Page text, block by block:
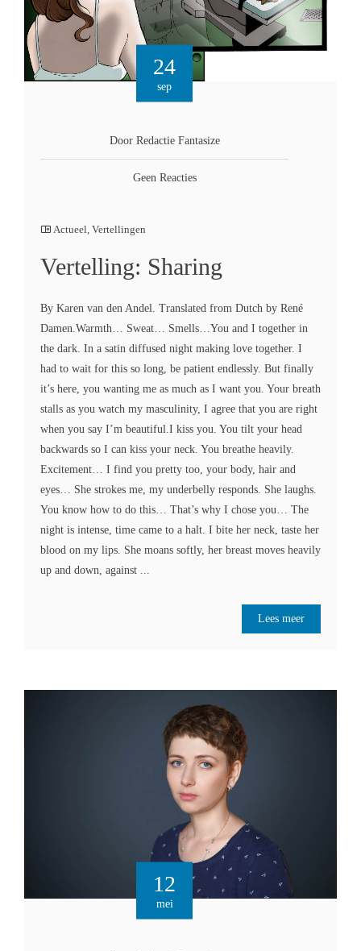
24
sep
Door Redactie Fantasize
Geen Reacties
Actueel, Vertellingen
Vertelling: Sharing
By Karen van den Andel. Translated from Dutch by René
Damen.Warmth… Sweat… Smells…You and I together in
the dark. In a satin diffused night making love together. I
had to wait for this so long, be patient endlessly. But finally
it’s here, you wanting me as much as I want you. Your breath
stalls as you watch my masculinity, I agree that you are right
when you say I’m beautiful.I kiss you. You tilt your head
backwards so I can kiss your neck. You breathe heavily.
Excitement… I find you pretty too, your body, hair and
eyes… She strokes me, my underbelly responds. She laughs.
You know how to do this… That’s why I chose you… The
night is intense, time came to a halt. I bite her neck, taste her
blood on my lips. She moans softly, her breast moves heavily
up and down, against ...
Lees meer
12
mei